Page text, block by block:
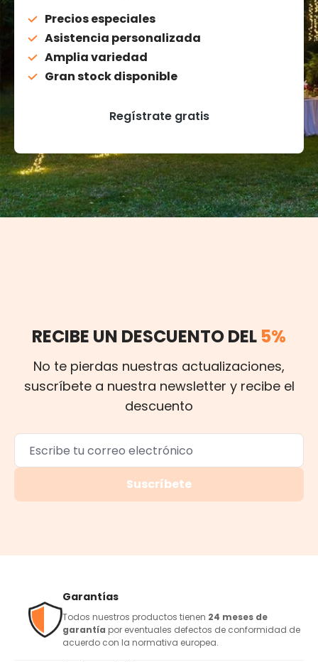
Precios especiales
Asistencia personalizada
Amplia variedad
Gran stock disponible
Regístrate gratis
RECIBE UN DESCUENTO DEL 5%
No te pierdas nuestras actualizaciones,
suscríbete a nuestra newsletter y recibe el
descuento
Suscríbete
Garantías
Todos nuestros productos tienen 24 meses de
garantía por eventuales defectos de conformidad de
acuerdo con la normativa europea.